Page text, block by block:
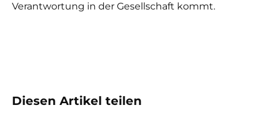
Verantwortung in der Gesellschaft kommt.
Diesen Artikel teilen